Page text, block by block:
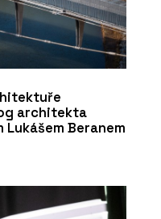
MIXTONE -
architekta
Beranem